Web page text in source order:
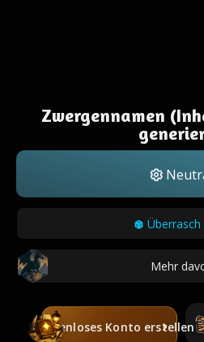
Zwergennamen
Überrasch
Mehr
Kostenloses Konto erstellen